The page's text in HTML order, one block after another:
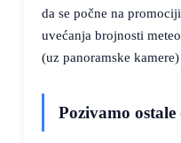
da se počne na
uvećanja brojnosti
(uz panoramske
Pozivamo